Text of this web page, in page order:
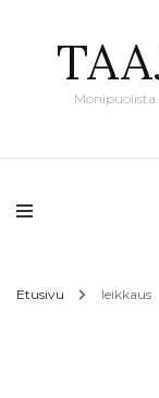
Etusivu leikkaus